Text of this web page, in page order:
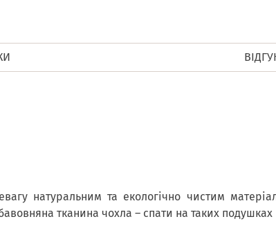
натуральним та екологічно чистим
тканина чохла – спати на таких